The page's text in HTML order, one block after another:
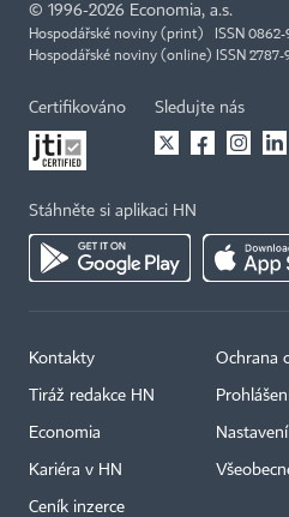
© 1996-2026 Economia, a.s.
Hospodářské noviny (print) ISSN 0862-
Hospodářské noviny (online) ISSN 2787-
Certifikováno Sledujte nás
Stáhněte si aplikaci HN
Kontakty
Tiráž redakce HN
Economia
Kariéra v HN
Ceník inzerce
Ochrana